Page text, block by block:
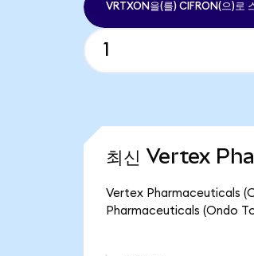
VRTXON을(를) CIFRON(으)로
최신 Vertex
Vertex Pharmaceuticals
Pharmaceuticals (Ondo